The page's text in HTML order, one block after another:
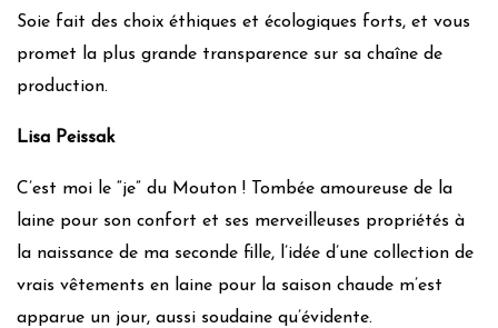
Soie fait des choix éthiques et écologiques forts, et vous
promet la plus grande transparence sur sa chaîne de
production.
Lisa Peissak
C’est moi le “je” du Mouton ! Tombée amoureuse de la
laine pour son confort et ses merveilleuses propriétés à
la naissance de ma seconde fille, l’idée d’une collection de
vrais vêtements en laine pour la saison chaude m’est
apparue un jour, aussi soudaine qu’évidente.